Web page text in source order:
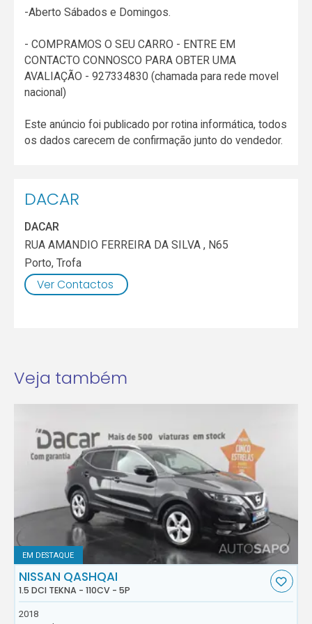
-Aberto Sábados e Domingos.
- COMPRAMOS O SEU CARRO - ENTRE EM
CONTACTO CONNOSCO PARA OBTER UMA
AVALIAÇÃO - 927334830 (chamada para rede movel
nacional)
Este anúncio foi publicado por rotina informática, todos
os dados carecem de confirmação junto do vendedor.
DACAR
DACAR
RUA AMANDIO FERREIRA DA SILVA , N65
Porto,Trofa
Ver Contactos
Veja também
EM DESTAQUE
NISSAN QASHQAI
1.5 DCI TEKNA - 110CV - 5P
2018